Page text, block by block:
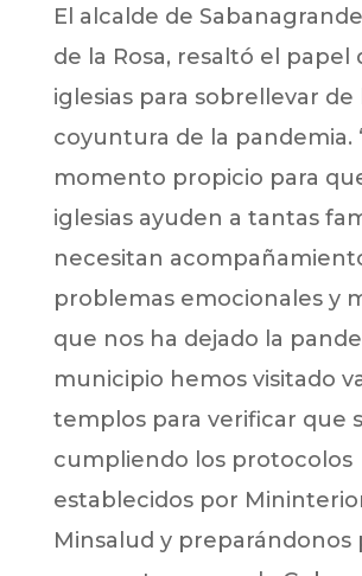
El alcalde de
de la Rosa, resaltó el papel
iglesias para sobrellevar de
coyuntura de la pandemia.
momento propicio para
iglesias ayuden a tantas
necesitan
problemas emocionales y
que nos ha dejado la
municipio hemos visitado
templos para verificar que
cumpliendo los protocolos
establecidos por
Minsalud y preparándonos